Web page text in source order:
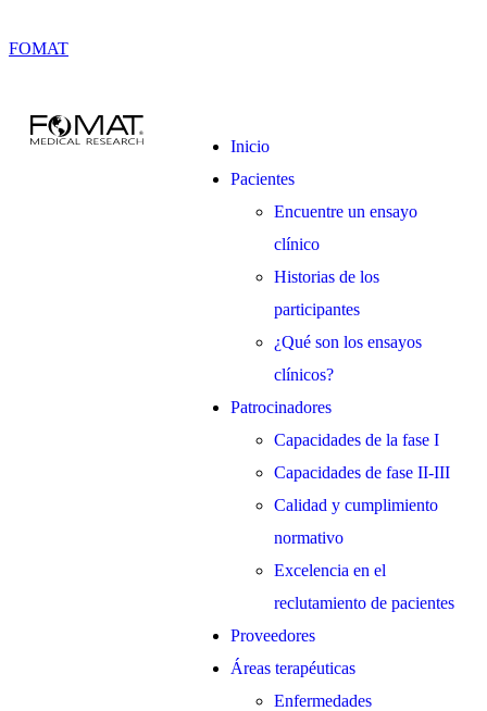
FOMAT
Inicio
Pacientes
Encuentre un ensayo
clínico
Historias de los
participantes
¿Qué son los ensayos
clínicos?
Patrocinadores
Capacidades de la fase I
Capacidades de fase II-III
Calidad y cumplimiento
normativo
Excelencia en el
reclutamiento de pacientes
Proveedores
Áreas terapéuticas
Enfermedades